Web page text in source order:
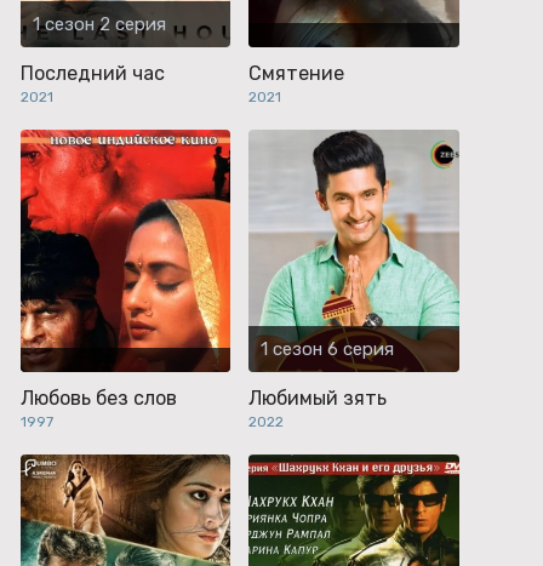
1 сезон 2 серия
Последний час
2021
Смятение
2021
Любовь без слов
1997
1 сезон 6 серия
Любимый зять
2022